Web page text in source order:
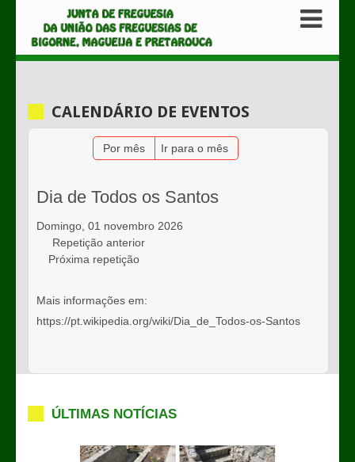
CALENDÁRIO DE EVENTOS
Por mês Ir para o mês
Dia de Todos os Santos
Domingo, 01 novembro 2026
Repetição anterior
Próxima repetição
Mais informações em:
https://pt.wikipedia.org/wiki/Dia_de_Todos-os-Santos
ÚLTIMAS NOTÍCIAS